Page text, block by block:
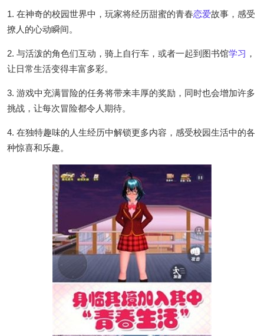
1. 在神奇的校园世界中，玩家将经历甜蜜的青春恋爱故事，感受
撩人的心动瞬间。
2. 与活泼的角色们互动，骑上自行车，或者一起到图书馆学习 ，
让日常生活变得丰富多彩。
3. 游戏中充满冒险的任务将带来丰厚的奖励，同时也会增加许多
挑战，让每次冒险都令人期待。
4. 在独特趣味的人生经历中解锁更多内容，感受校园生活中的各
种惊喜和乐趣。